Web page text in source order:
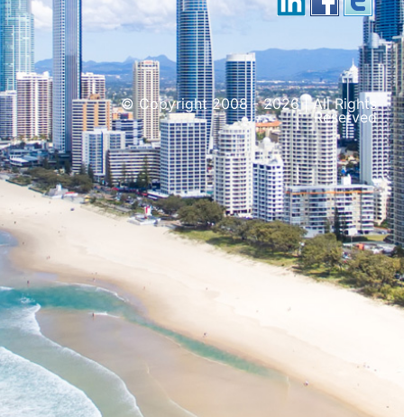
© Copyright 2008 - 2026 | All Rights
Reserved